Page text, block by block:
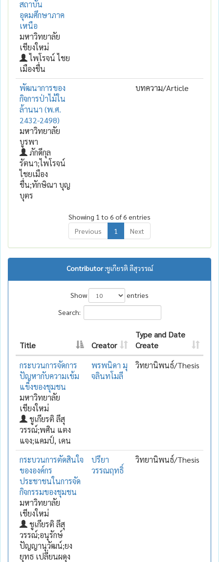
สถาบัน
อุดมศึกษาภาค
เหนือ
มหาวิทยาลัย
เชียงใหม่
ไพโรจน์ ไชย
เมืองชื่น
พัฒนาการของ
กิจการป่าไม้ใน
ล้านนา (พ.ศ.
2432-2498)
มหาวิทยาลัย
บูรพา
ภักดีกุล
รัตนา;ไพโรจน์
ไชยเมือง
ชื่น;ทักษิณา บุญ
บุตร
บทความ/Article
Showing 1 to 6 of 6 entries
Previous
1 Next
Contributor :ชูเกียรติ ลีสุวรรณ์
Show
entries
Search:
Title Creator
Type and Date
Create
กระบวนการจัดการ
ปัญหากับความเข้ม
แข็งของชุมชน
มหาวิทยาลัย
เชียงใหม่
ชูเกียรติ ลีสุ
วรรณ์;พศิน แตง
แจง;แคมป์, เคน
พรพนิดา มุ
จลินทโมลี
วิทยานิพนธ์/Thesis
กระบวนการตัดสินใจ
ขององค์กร
ประชาชนในการจัด
กิจกรรมของชุมชน
มหาวิทยาลัย
เชียงใหม่
ชูเกียรติ ลีสุ
วรรณ์;อนุรักษ์
ปัญญานุวัฒน์;ยง
ยุทธ เปลี่ยนผดุง
ปรียา
วรรณฤทธิ์
วิทยานิพนธ์/Thesis